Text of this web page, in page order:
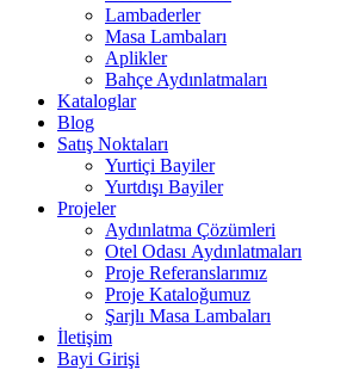
Lambaderler
Masa Lambaları
Aplikler
Bahçe Aydınlatmaları
Kataloglar
Blog
Satış Noktaları
Yurtiçi Bayiler
Yurtdışı Bayiler
Projeler
Aydınlatma Çözümleri
Otel Odası Aydınlatmaları
Proje Referanslarımız
Proje Kataloğumuz
Şarjlı Masa Lambaları
İletişim
Bayi Girişi